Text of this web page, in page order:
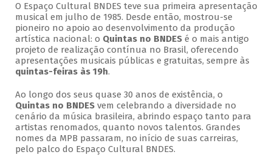
O Espaço Cultural BNDES teve sua primeira apresentação
musical em julho de 1985. Desde então, mostrou-se
pioneiro no apoio ao desenvolvimento da produção
artística nacional: o Quintas no BNDESé o mais antigo
projeto de realização contínua no Brasil, oferecendo
apresentações musicais públicas e gratuitas, sempre às
quintas-feiras às 19h.
Ao longo dos seus quase 30 anos de existência, o
Quintas no BNDESvem celebrando a diversidade no
cenário da música brasileira, abrindo espaço tanto para
artistas renomados, quanto novos talentos. Grandes
nomes da MPB passaram, no início de suas carreiras,
pelo palco do Espaço Cultural BNDES.